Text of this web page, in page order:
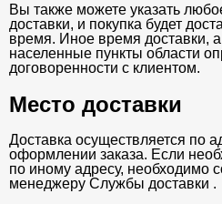
Вы также можете указать
доставки, и покупка будет
время. Иное время доставки,
населенные пункты области
договоренности с клиентом.
Место доставки
Доставка осуществляется по
оформлении заказа. Если
по иному адресу, необходимо
менеджеру Службы доставки .